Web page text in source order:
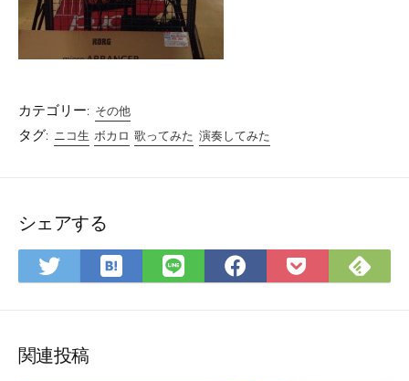
カテゴリー: その他
タグ: ニコ生 ボカロ 歌ってみた 演奏してみた
シェアする
Twitter
で
ア
は
て
LINE
で
Facebook
で
Pocket
に
で
関連投稿